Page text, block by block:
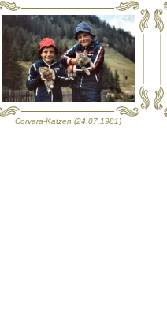
Corvara-Katzen (24.07.1981)